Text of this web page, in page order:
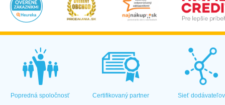
Popredná spoločnosť Certifikovaný partner Sieť dodávateľov